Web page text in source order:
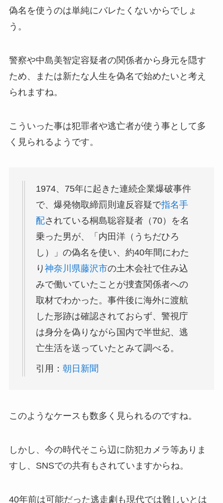
偽名を使うのは単純にバレたくないからでしょ
う。
警察や中島美智定容疑者の関係者から身元を隠す
ため、または新たな人生を偽名で始めたいと考え
られますね。
こういった事は犯罪者や逃亡者が使う事として多
く見られるようです。
1974、75年に起きた連続企業爆破事件
で、爆発物取締罰則違反容疑で指名手
配されている桐島聡容疑者（70）を名
乗った男が、「内田洋（うちだひろ
し）」の偽名を使い、約40年間にわた
り 神奈川県藤沢市の土木会社で住み込
みで働いていたことが捜査関係者への
取材でわかった。事件後に海外に渡航
した形跡は確認されておらず、警視庁
は身分を偽りながら国内で半世紀、逃
亡生活を送っていたとみて調べる。
引用： 朝日新聞
このようなケースも数多く見られるのですね。
しかし、今の時代そこら辺に防犯カメラ等ありま
すし、SNSでの共有もされていますからね。
40年前は可能だった逃走劇も現代では難しいとは